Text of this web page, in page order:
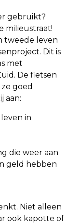
gebruikt?
milieustraat!
tweede leven
Dit is
met
De fietsen
goed
aan:
in
die weer aan
geld hebben
Niet alleen
ook kapotte of